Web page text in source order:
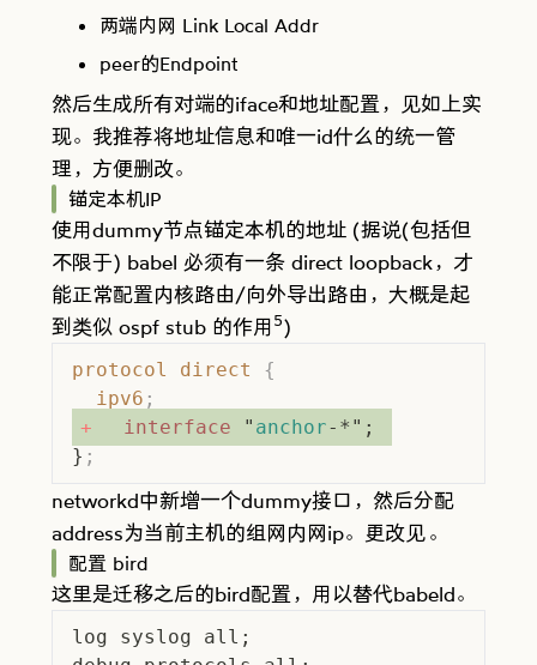
两端内网 Link Local Addr
peer的Endpoint
然后生成所有对端的iface和地址配置，见如上实
现。我推荐将地址信息和唯一id什么的统一管
理，方便删改。
锚定本机IP
使用dummy节点锚定本机的地址 (据说(包括但
不限于) babel 必须有一条 direct loopback，才
能正常配置内核路由/向外导出路由，大概是起
到类似 ospf stub 的作用5)
protocol direct {
  ipv6
;
  interface
" anchor-*";
} ;
networkd中新增一个dummy接口，然后分配
address为当前主机的组网内网ip。更改见 。
配置 bird
这里是迁移之后的bird配置，用以替代babeld。
log syslog all;